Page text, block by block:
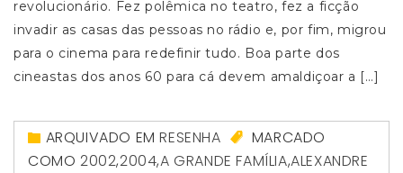
revolucionário. Fez polêmica no teatro, fez a ficção
invadir as casas das pessoas no rádio e, por fim, migrou
para o cinema para redefinir tudo. Boa parte dos
cineastas dos anos 60 para cá devem amaldiçoar a […]
ARQUIVADO EMRESENHA
MARCADO
COMO 2002,2004,A GRANDE FAMÍLIA,ALEXANDRE